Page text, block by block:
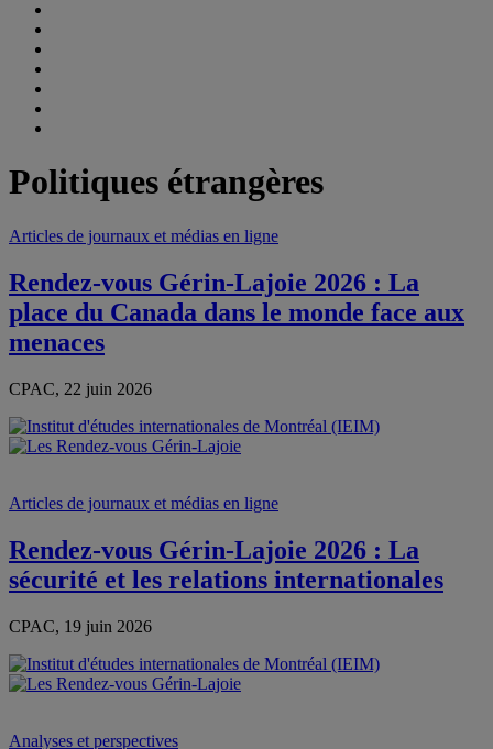
Politiques étrangères
Articles de journaux et médias en ligne
Rendez-vous Gérin-Lajoie 2026 : La
place du Canada dans le monde face aux
menaces
CPAC, 22 juin 2026
Articles de journaux et médias en ligne
Rendez-vous Gérin-Lajoie 2026 : La
sécurité et les relations internationales
CPAC, 19 juin 2026
Analyses et perspectives